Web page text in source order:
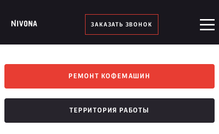
ЗАКАЗАТЬ ЗВОНОК
РЕМОНТ КОФЕМАШИН
ТЕРРИТОРИЯ РАБОТЫ